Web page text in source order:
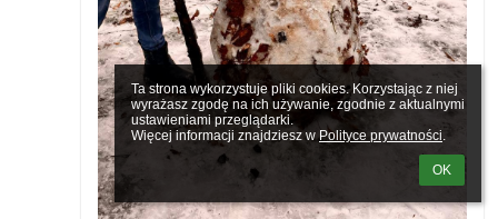
Ta strona wykorzystuje pliki cookies. Korzystając z niej
wyrażasz zgodę na ich używanie, zgodnie z aktualnymi
ustawieniami przeglądarki.
Więcej informacji znajdziesz w Polityce prywatności.
OK